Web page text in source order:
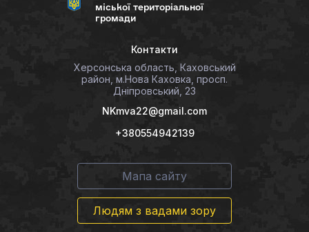
міської територіальної
громади
Контакти
Херсонська область, Каховський
район, м.Нова Каховка, просп.
Дніпровський, 23
NKmva22@gmail.com
+380554942139
Мапа сайту
Людям з вадами зору